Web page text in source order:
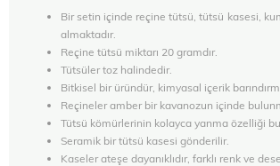
Bir setin içinde reçine tütsü, tütsü kasesi,
almaktadır.
Reçine tütsü miktarı 20 gramdır.
Tütsüler toz halindedir.
Bitkisel bir üründür, kimyasal içerik
Reçineler amber bir kavanozun içinde
Tütsü kömürlerinin kolayca yanma özelliği
Seramik bir tütsü kasesi gönderilir.
Kaseler ateşe dayanıklıdır, farklı renk ve